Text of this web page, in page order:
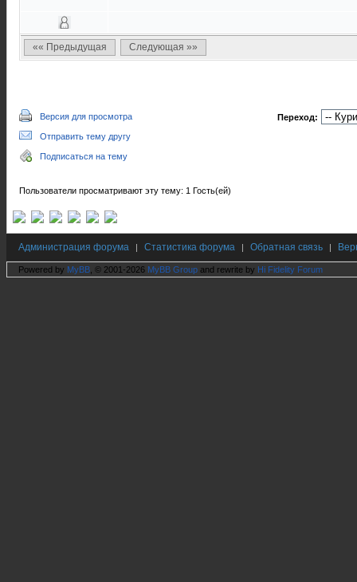
«« Предыдущая Следующая »»
Версия для просмотра
Отправить тему другу
Подписаться на тему
Переход:
Пользователи просматривают эту тему: 1 Гость(ей)
Администрация форума | Статистика форума | Обратная связь |
Powered by MyBB , © 2001-2026 MyBB Group and rewrite by Hi Fidelity Forum